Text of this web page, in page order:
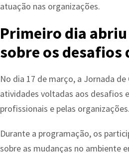
atuação nas organizações.
Primeiro dia
sobre os desafios
No dia 17 de março, a Jornada
atividades voltadas aos desafios
profissionais e pelas organizações.
Durante a programação, os
sobre as mudanças no ambiente